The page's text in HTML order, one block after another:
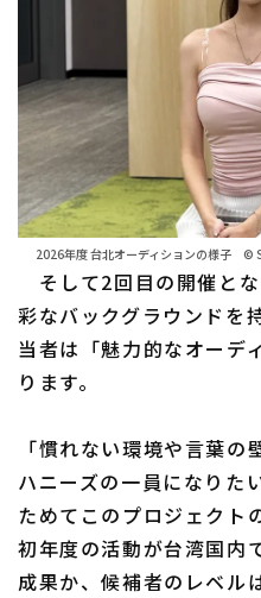
2026年度 台北オーディションの様子 ©
そして2回目の開催と
彩なバックグラウンドを
当者は「魅力的なオーデ
ります。
「慣れない環境や言葉の
ハニーズの一員になりた
ためてこのプロジェクト
初年度の活動が台湾国内
成果か、候補者のレベル